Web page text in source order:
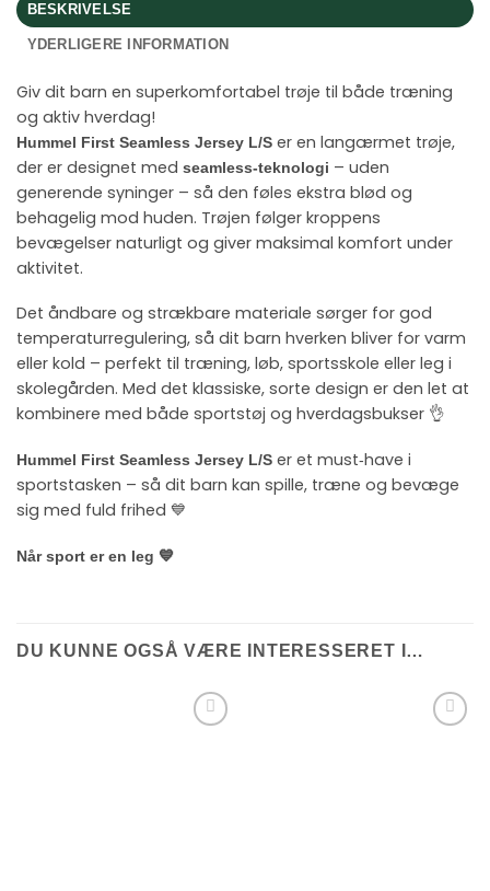
BESKRIVELSE
YDERLIGERE INFORMATION
Giv dit barn en superkomfortabel trøje til både træning
og aktiv hverdag!
Hummel First Seamless Jersey L/S er en langærmet trøje,
der er designet med seamless‑teknologi – uden
generende syninger – så den føles ekstra blød og
behagelig mod huden. Trøjen følger kroppens
bevægelser naturligt og giver maksimal komfort under
aktivitet.
Det åndbare og strækbare materiale sørger for god
temperaturregulering, så dit barn hverken bliver for varm
eller kold – perfekt til træning, løb, sportsskole eller leg i
skolegården. Med det klassiske, sorte design er den let at
kombinere med både sportstøj og hverdagsbukser 👌
Hummel First Seamless Jersey L/S er et must‑have i
sportstasken – så dit barn kan spille, træne og bevæge
sig med fuld frihed 💙
Når sport er en leg 💙
DU KUNNE OGSÅ VÆRE INTERESSERET I…